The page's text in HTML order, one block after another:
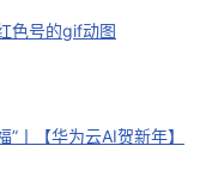
色号的gif动图
丨【华为云AI贺新年】